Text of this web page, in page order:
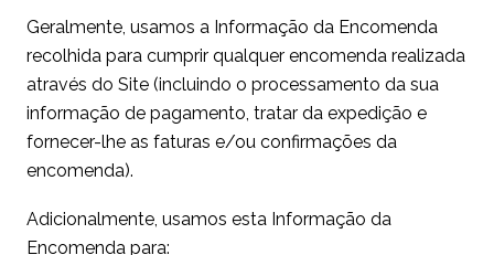
Geralmente, usamos a Informação da Encomenda
recolhida para cumprir qualquer encomenda realizada
através do Site (incluindo o processamento da sua
informação de pagamento, tratar da expedição e
fornecer-lhe as faturas e/ou confirmações da
encomenda).
Adicionalmente, usamos esta Informação da
Encomenda para: